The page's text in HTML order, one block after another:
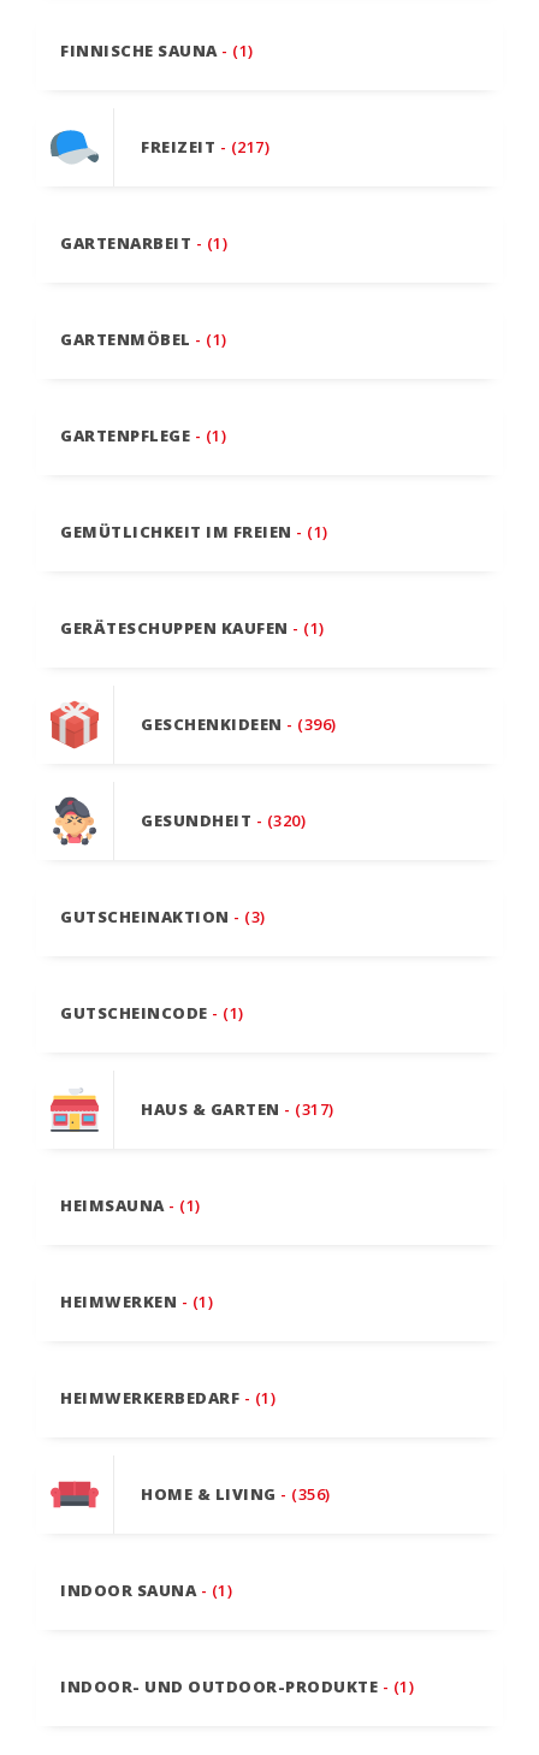
FINNISCHE SAUNA - (1)
FREIZEIT - (217)
GARTENARBEIT - (1)
GARTENMÖBEL - (1)
GARTENPFLEGE - (1)
GEMÜTLICHKEIT IM FREIEN - (1)
GERÄTESCHUPPEN KAUFEN - (1)
GESCHENKIDEEN - (396)
GESUNDHEIT - (320)
GUTSCHEINAKTION - (3)
GUTSCHEINCODE - (1)
HAUS & GARTEN - (317)
HEIMSAUNA - (1)
HEIMWERKEN - (1)
HEIMWERKERBEDARF - (1)
HOME & LIVING - (356)
INDOOR SAUNA - (1)
INDOOR- UND OUTDOOR-PRODUKTE - (1)